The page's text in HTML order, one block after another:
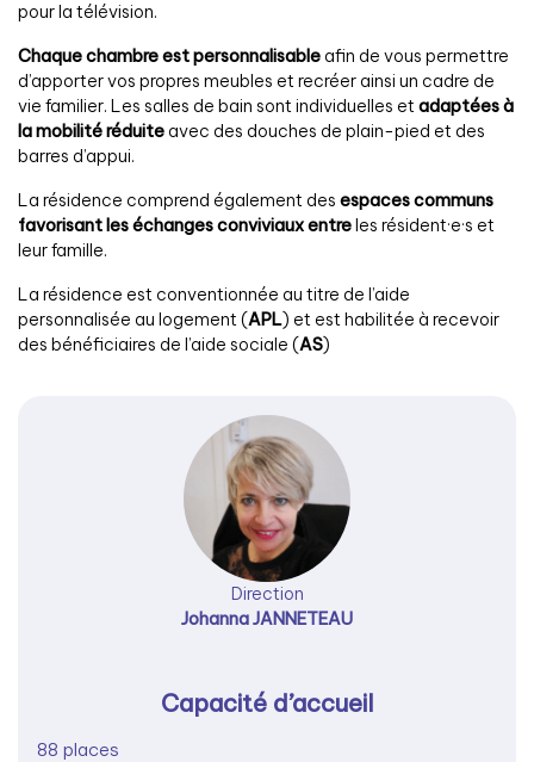
pour la télévision.
Chaque chambre est personnalisable afin de vous permettre
d’apporter vos propres meubles et recréer ainsi un cadre de
vie familier. Les salles de bain sont individuelles et adaptées à
la mobilité réduite avec des douches de plain-pied et des
barres d’appui.
La résidence comprend également des espaces communs
favorisant les échanges conviviaux entreles résident·e·s et
leur famille.
La résidence est conventionnée au titre de l’aide
personnalisée au logement (APL) et est habilitée à recevoir
des bénéficiaires de l’aide sociale (AS)
Direction
Johanna JANNETEAU
Capacité d’accueil
88 places